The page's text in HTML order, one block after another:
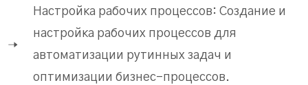
Настройка рабочих процессов: Создание и
настройка рабочих процессов для
автоматизации рутинных задач и
оптимизации бизнес-процессов.